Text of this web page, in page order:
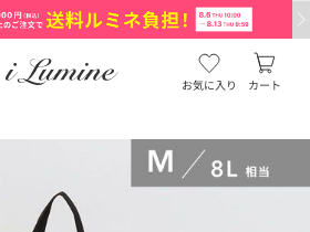
お気に入り カート